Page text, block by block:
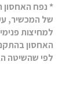
* נפח האחסון
של המכשיר,
למחיצות
האחסון
לפי שהשיטה